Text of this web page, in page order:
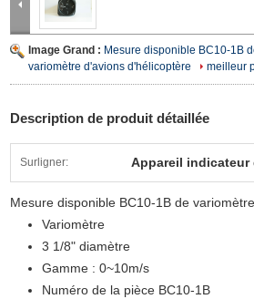
Image Grand : Mesure disponible BC10-1B
variomètre d'avions d'hélicoptère
meilleur
Description de produit détaillée
Surligner: Appareil indicateur
Mesure disponible BC10-1B de
Variomètre
3 1/8" diamètre
Gamme : 0~10m/s
Numéro de la pièce BC10-1B